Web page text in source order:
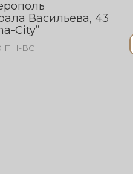
Васильева, 43
City”
ПН-ВС